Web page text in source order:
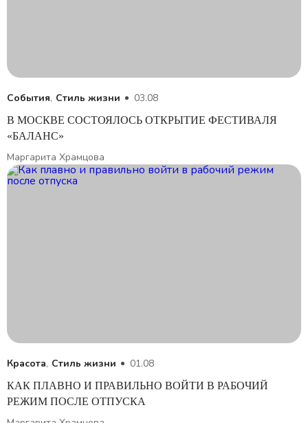
События, Стиль жизни 03.08
В МОСКВЕ СОСТОЯЛОСЬ ОТКРЫТИЕ ФЕСТИВАЛЯ
«БАЛАНС»
Маргарита Храмцова
Красота, Стиль жизни 01.08
КАК ПЛАВНО И ПРАВИЛЬНО ВОЙТИ В РАБОЧИЙ
РЕЖИМ ПОСЛЕ ОТПУСКА